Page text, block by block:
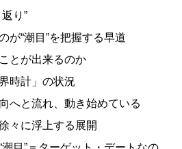
り”
“潮目”を把握する早道
とが出来るのか
時計」の状況
へと流れ、動き始めている
々に浮上する展開